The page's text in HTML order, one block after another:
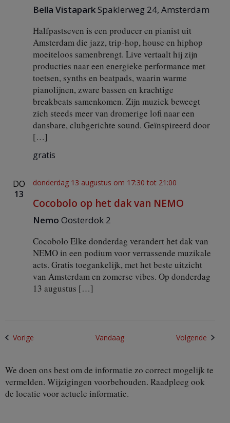
Bella VistaparkSpaklerweg 24, Amsterdam
Halfpastseven is een producer en pianist uit
Amsterdam die jazz, trip-hop, house en hiphop
moeiteloos samenbrengt. Live vertaalt hij zijn
producties naar een energieke performance met
toetsen, synths en beatpads, waarin warme
pianolijnen, zware bassen en krachtige
breakbeats samenkomen. Zijn muziek beweegt
zich steeds meer van dromerige lofi naar een
dansbare, clubgerichte sound. Geïnspireerd door
[…]
gratis
DO
13
Cocobolo op het dak van NEMO
donderdag 13 augustus om 17:30 tot 21:00
Nemo Oosterdok 2
Cocobolo Elke donderdag verandert het dak van
NEMO in een podium voor verrassende muzikale
acts. Gratis toegankelijk, met het beste uitzicht
van Amsterdam en zomerse vibes. Op donderdag
13 augustus […]
Vorige Vandaag Volgende
We doen ons best om de informatie zo correct mogelijk te
vermelden. Wijzigingen voorbehouden. Raadpleeg ook
de locatie voor actuele informatie.